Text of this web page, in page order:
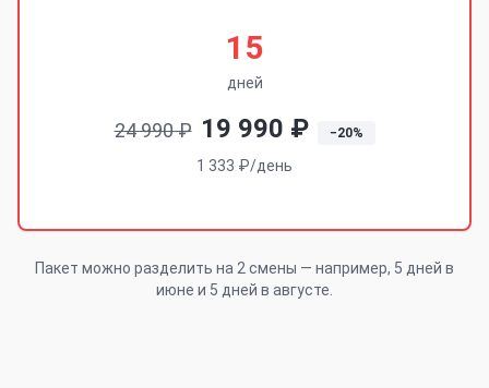
15
дней
24 990 ₽ 19 990 ₽ −20%
1 333 ₽/день
Пакет можно разделить на 2 смены — например, 5 дней в
июне и 5 дней в августе.